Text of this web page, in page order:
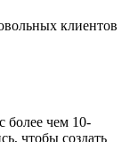
клиентов
более чем 10-
чтобы создать